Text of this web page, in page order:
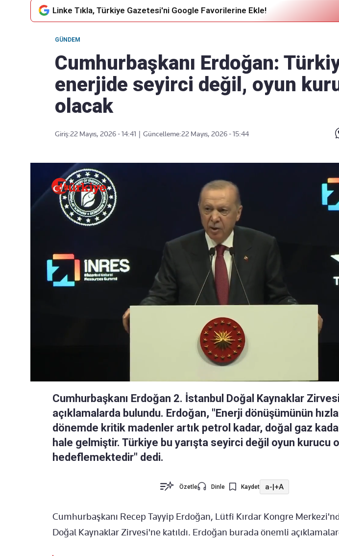
akışımıza ulaşın
göndermek
Linke Tıkla, Türkiye Gazetesi'ni Google Favorilerine Ekle!
GÜNDEM
Cumhurbaşkanı Erdoğan:
enerjide seyirci değil, oyun
olacak
Giriş:22 Mayıs, 2026 - 14:41 Güncelleme:22 Mayıs, 2026 - 15:44
Cumhurbaşkanı Erdoğan 2. İstanbul Doğal Kaynaklar
açıklamalarda bulundu. Erdoğan, "Enerji dönüşümünün
dönemde kritik madenler artık petrol kadar, doğal gaz
hale gelmiştir. Türkiye bu yarışta seyirci değil oyun kurucu
hedeflemektedir" dedi.
Özetle Dinle Kaydet a-|+A
Cumhurbaşkanı Recep Tayyip Erdoğan, Lütfi Kırdar Kongre
Doğal Kaynaklar Zirvesi'ne katıldı. Erdoğan burada önemli